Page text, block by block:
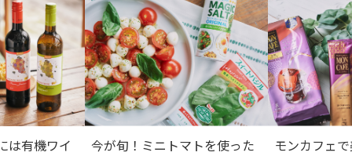
は有機ワイ
今が旬！ミニトマトを使った
モンカフェ